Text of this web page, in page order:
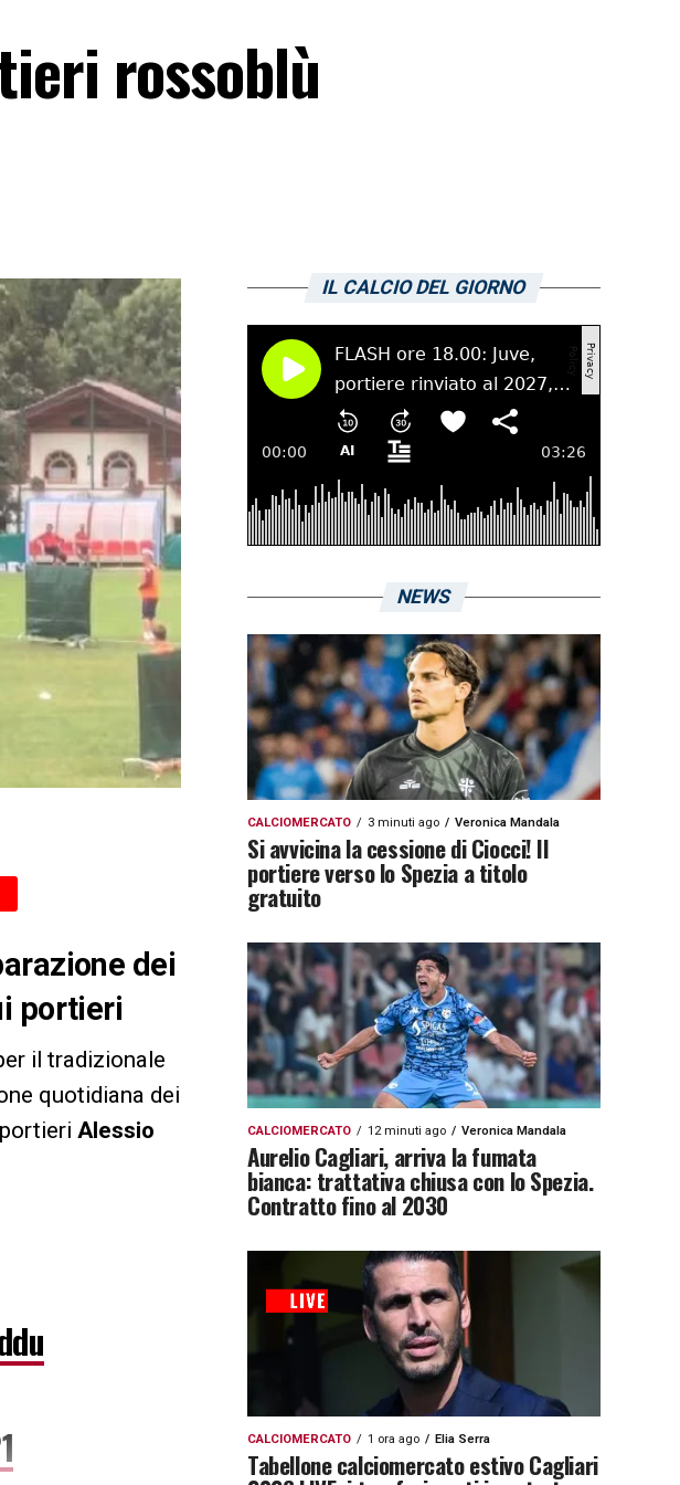
rossoblù
dei
portieri
il tradizionale
quotidiana dei
Alessio
IL CALCIO DEL GIORNO
NEWS
CALCIOMERCATO 3 minuti ago Veronica Mandala
Si avvicina la cessione di Ciocci! Il
portiere verso lo Spezia a titolo
gratuito
CALCIOMERCATO 12 minuti ago Veronica Mandala
Aurelio Cagliari, arriva la fumata
bianca: trattativa chiusa con lo Spezia.
Contratto fino al 2030
CALCIOMERCATO 1 ora ago Elia Serra
Tabellone calciomercato estivo Cagliari